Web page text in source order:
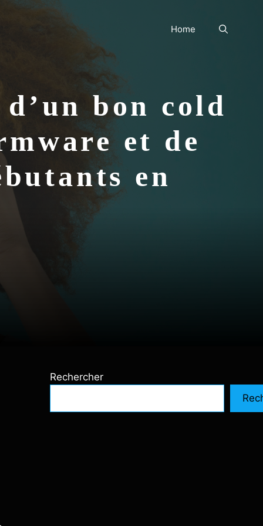
Home
bon cold
et de
en
Rechercher